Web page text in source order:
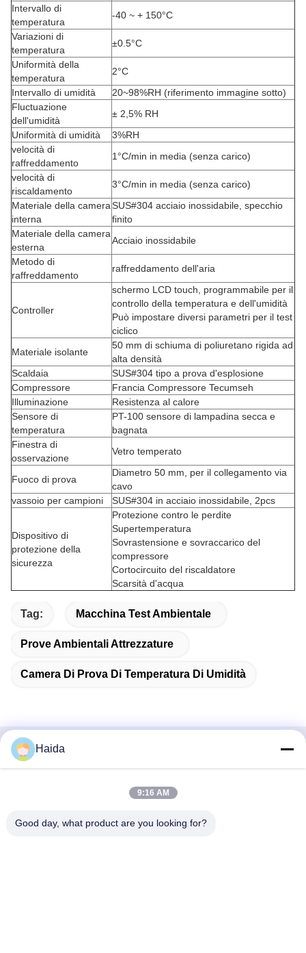
Intervallo di
temperatura
-40 ~ + 150°C
Variazioni di
temperatura
±0.5°C
Uniformità della
temperatura
2°C
Intervallo di umidità
20~98%RH (riferimento immagine sotto)
Fluctuazione
dell'umidità
± 2,5% RH
Uniformità di umidità
3%RH
velocità di
raffreddamento
1°C/min in media (senza carico)
velocità di
riscaldamento
3°C/min in media (senza carico)
Materiale della camera
interna
SUS#304 acciaio inossidabile , specchio
finito
Materiale della camera
esterna
Acciaio inossidabile
Metodo di
raffreddamento
raffreddamento dell'aria
Controller
schermo LCD touch, programmabile per il
controllo della temperatura e dell'umidità
Può impostare diversi parametri per il test
ciclico
Materiale isolante
50 mm di schiuma di poliuretano rigida ad
alta densità
Scaldaia
SUS#304 tipo a prova d'esplosione
Compressore
Francia Compressore Tecumseh
Illuminazione
Resistenza al calore
Sensore di
temperatura
PT-100 sensore di lampadina secca e
bagnata
Finestra di
osservazione
Vetro temperato
Fuoco di prova
Diametro 50 mm, per il collegamento via
cavo
vassoio per campioni
SUS#304 in acciaio inossidabile, 2pcs
Dispositivo di
protezione della
sicurezza
Protezione contro le perdite
Supertemperatura
Sovrastensione e sovraccarico del
compressore
Cortocircuito del riscaldatore
Scarsità d'acqua
Tag: Macchina Test Ambientale
Prove Ambientali Attrezzature
Camera Di Prova Di Temperatura Di Umidità
Contatto rapido
Digital, distretto di Nancheng, città di Dongguan, provincia
Haida
9:16 AM
Good day, what product are you looking for?